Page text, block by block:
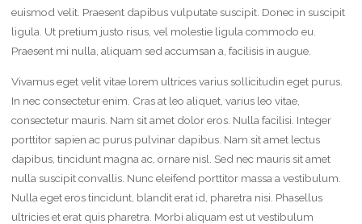
euismod velit. Praesent dapibus vulputate suscipit. Donec in suscipit
ligula. Ut pretium justo risus, vel molestie ligula commodo eu.
Praesent mi nulla, aliquam sed accumsan a, facilisis in augue.
Vivamus eget velit vitae lorem ultrices varius sollicitudin eget purus.
In nec consectetur enim. Cras at leo aliquet, varius leo vitae,
consectetur mauris. Nam sit amet dolor eros. Nulla facilisi. Integer
porttitor sapien ac purus pulvinar dapibus. Nam sit amet lectus
dapibus, tincidunt magna ac, ornare nisl. Sed nec mauris sit amet
nulla suscipit convallis. Nunc eleifend porttitor massa a vestibulum.
Nulla eget eros tincidunt, blandit erat id, pharetra nisi. Phasellus
ultricies et erat quis pharetra. Morbi aliquam est ut vestibulum